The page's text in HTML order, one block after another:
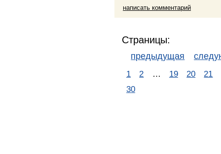
написать комментарий
Страницы:
предыдущая
1 2 … 19 20
21
30